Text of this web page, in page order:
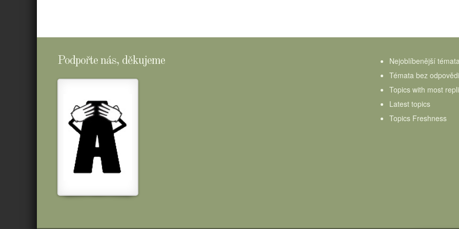
Podpořte nás, děkujeme
Nejoblíbenější
Témata bez odpovědi
Topics with most
Latest topics
Topics Freshness